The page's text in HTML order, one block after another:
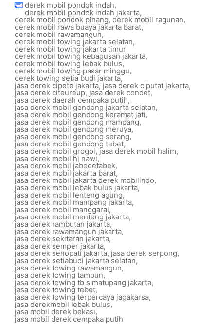
derek mobil pondok indah,
derek mobil pondok indah jakarta,
derek mobil pondok pinang, derek mobil ragunan,
derek mobil rawa buaya jakarta barat,
derek mobil rawamangun,
derek mobil towing jakarta selatan,
derek mobil towing jakarta timur,
derek mobil towing kebagusan jakarta,
derek mobil towing lebak bulus,
derek mobil towing pasar minggu,
derek towing setia budi jakarta,
jasa derek cipete jakarta, jasa derek ciputat jakarta,
jasa derek citeureup, jasa derek condet,
jasa derek daerah cempaka putih,
jasa derek mobil gendong jakarta selatan,
jasa derek mobil gendong keramat jati,
jasa derek mobil gendong mampang,
jasa derek mobil gendong meruya,
jasa derek mobil gendong serang,
jasa derek mobil gendong tebet,
jasa derek mobil grogol, jasa derek mobil halim,
jasa derek mobil hj nawi,
jasa derek mobil jabodetabek,
jasa derek mobil jakarta barat,
jasa derek mobil jakarta derek mobilindo,
jasa derek mobil lebak bulus jakarta,
jasa derek mobil lenteng agung,
jasa derek mobil mampang jakarta,
jasa derek mobil manggarai,
jasa derek mobil menteng jakarta,
jasa derek rambutan jakarta,
jasa derek rawamangun jakarta,
jasa derek sekitaran jakarta,
jasa derek semper jakarta,
jasa derek senopati jakarta, jasa derek serpong,
jasa derek setiabudi jakarta selatan,
jasa derek towing rawamangun,
jasa derek towing tambun,
jasa derek towing tb simatupang jakarta,
jasa derek towing tebet,
jasa derek towing terpercaya jagakarsa,
jasa derekmobil lebak bulus,
jasa mobil derek bekasi,
jasa mobil derek cempaka putih